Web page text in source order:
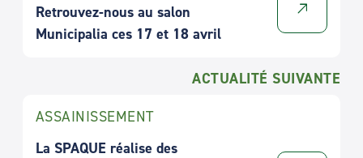
Retrouvez-nous au salon
Municipalia ces 17 et 18 avril
ACTUALITÉ SUIVANTE
ASSAINISSEMENT
La SPAQUE réalise des